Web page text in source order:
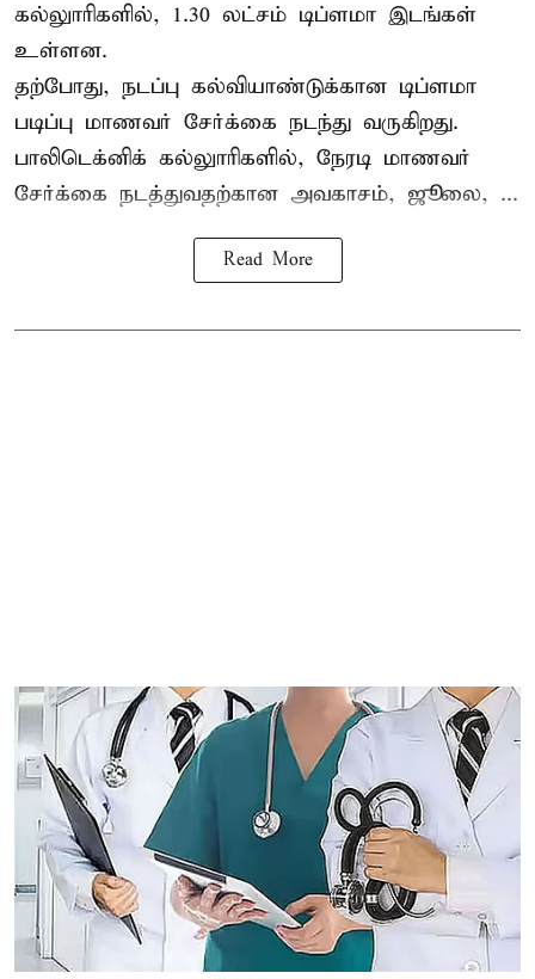
கல்லுாரிகளில், 1.30 லட்சம் டிப்ளமா இடங்கள்
உள்ளன.
தற்போது, நடப்பு கல்வியாண்டுக்கான டிப்ளமா
படிப்பு மாணவர் சேர்க்கை நடந்து வருகிறது.
பாலிடெக்னிக் கல்லுாரிகளில், நேரடி மாணவர்
சேர்க்கை நடத்துவதற்கான அவகாசம், ஜூலை, ...
Read More